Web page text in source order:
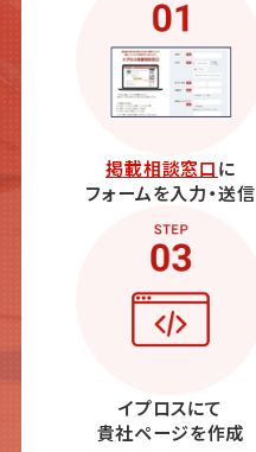
掲載相談窓口に
フォームを入力・送信
イプロスにて
貴社ページを作成